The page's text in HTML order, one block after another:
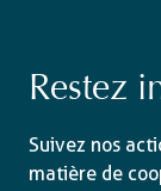
Restez
Suivez nos
matière de